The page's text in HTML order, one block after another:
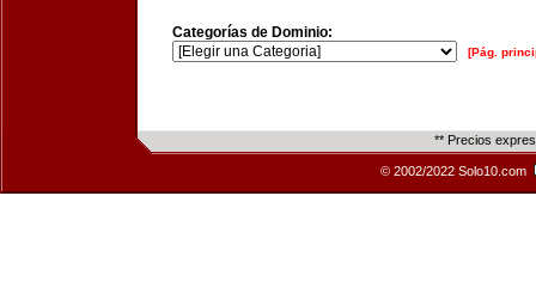
Categorías de Dominio:
[Pág.
** Precios
© 2002/2022 Solo10.com